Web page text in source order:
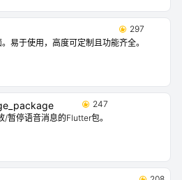
297
易于使用，高度可定制且功能齐全。
247
/暂停语音消息的Flutter包。